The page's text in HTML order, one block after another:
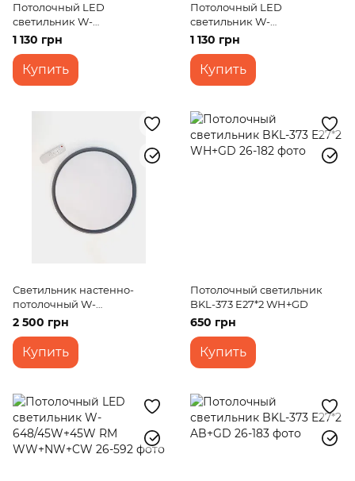
Потолочный LED
светильник W-
647/30W+30W RM
WW+NW+CW
1 130 грн
Купить
Потолочный LED
светильник W-
644/45W+45W RM
WW+NW+CW
1 130 грн
Купить
Светильник настенно-
потолочный W-
643/27W+27W CCT+RGB
2 500 грн
Купить
Потолочный светильник
BKL-373 E27*2 WH+GD
650 грн
Купить